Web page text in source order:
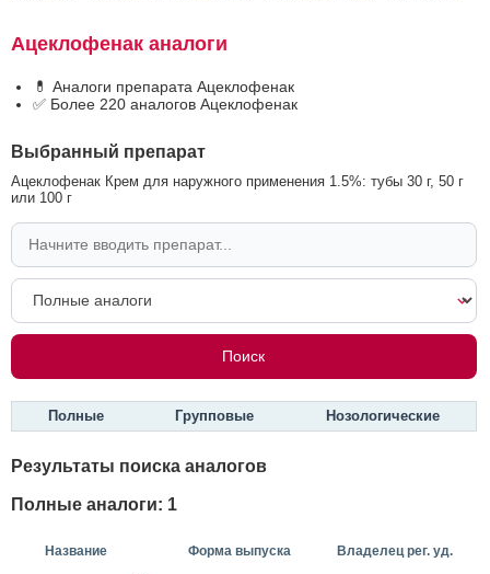
Ацеклофенак аналоги
💊 Аналоги препарата Ацеклофенак
✅ Более 220 аналогов Ацеклофенак
Выбранный препарат
Ацеклофенак Крем для наружного применения 1.5%: тубы 30 г, 50 г
или 100 г
Полные Групповые Нозологические
Результаты поиска аналогов
Полные аналоги: 1
Название Форма выпуска Владелец рег. уд.